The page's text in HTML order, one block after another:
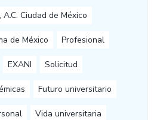
Ciudad de México
de México Profesional
EXANI Solicitud
Futuro universitario
Vida universitaria